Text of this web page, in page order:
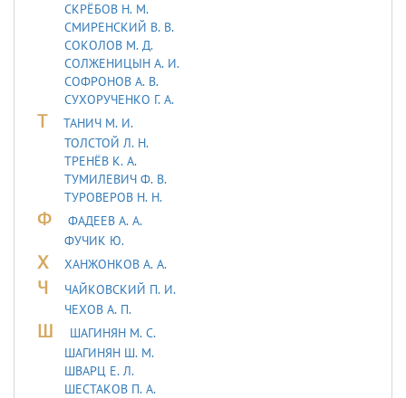
СКРЁБОВ Н. М.
СМИРЕНСКИЙ В. В.
СОКОЛОВ М. Д.
СОЛЖЕНИЦЫН А. И.
СОФРОНОВ А. В.
СУХОРУЧЕНКО Г. А.
Т
ТАHИЧ М. И.
ТОЛСТОЙ Л. Н.
ТРЕНЁВ К. А.
ТУМИЛЕВИЧ Ф. В.
ТУРОВЕРОВ Н. Н.
Ф
ФАДЕЕВ А. А.
ФУЧИК Ю.
Х ХАНЖОНКОВ А. А.
Ч
ЧАЙКОВСКИЙ П. И.
ЧЕХОВ А. П.
Ш
ШАГИНЯН М. С.
ШАГИНЯН Ш. М.
ШВАРЦ Е. Л.
ШЕСТАКОВ П. А.